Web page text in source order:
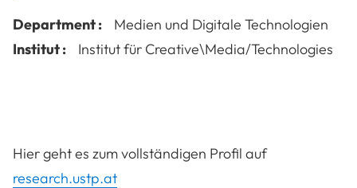
Department :
Medien und Digitale Technologien
Institut :
Institut für Creative\Media/Technologies
Hier geht es zum vollständigen Profil auf
research.ustp.at